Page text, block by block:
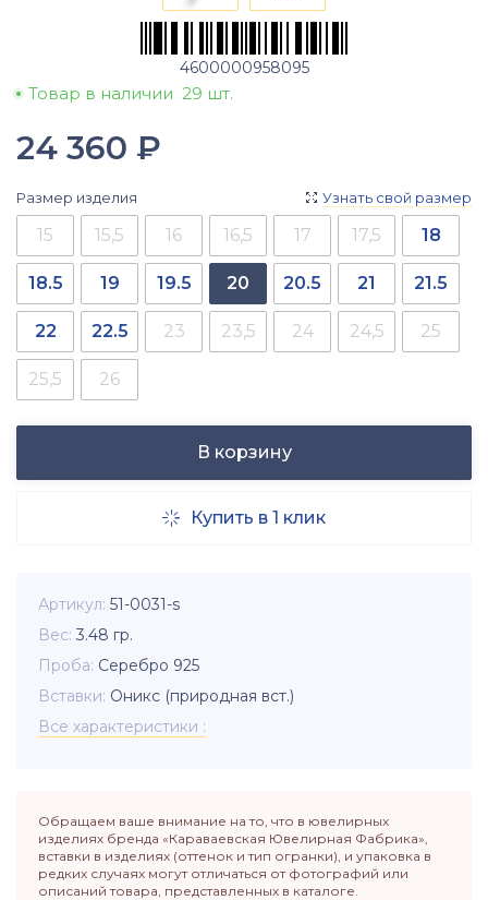
4600000958095
Товар в наличии 29 шт.
24 360 ₽
Размер изделия  Узнать свой размер
15 15,5 16 16,5 17 17,5 18
18.5 19 19.5 20 20.5 21 21.5
22 22.5 23 23,5 24 24,5 25
25,5 26
В корзину
 Купить в 1 клик
Артикул 51-0031-s
Вес 3.48 гр.
Проба Серебро 925
Вставки Оникс (природная вст.)
Все характеристики
Обращаем ваше внимание на то, что в ювелирных
изделиях бренда «Караваевская Ювелирная Фабрика»,
вставки в изделиях (оттенок и тип огранки), и упаковка в
редких случаях могут отличаться от фотографий или
описаний товара, представленных в каталоге.